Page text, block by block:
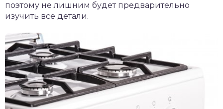
поэтому не лишним будет предварительно
изучить все детали.